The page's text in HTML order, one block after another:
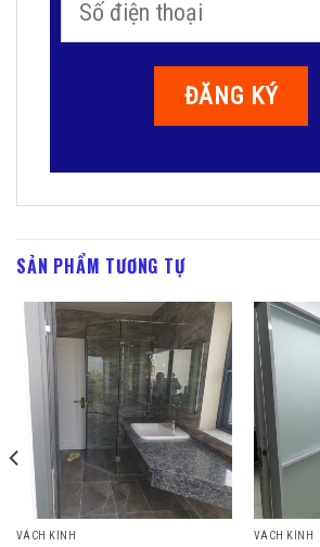
SẢN PHẨM TƯƠNG TỰ
VÁCH KÍNH VÁCH KÍNH